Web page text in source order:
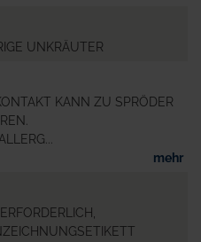
UNKRÄUTER
KANN ZU SPRÖDER
mehr